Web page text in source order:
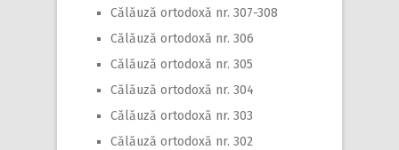
Călăuză ortodoxă nr. 307-308
Călăuză ortodoxă nr. 306
Călăuză ortodoxă nr. 305
Călăuză ortodoxă nr. 304
Călăuză ortodoxă nr. 303
Călăuză ortodoxă nr. 302